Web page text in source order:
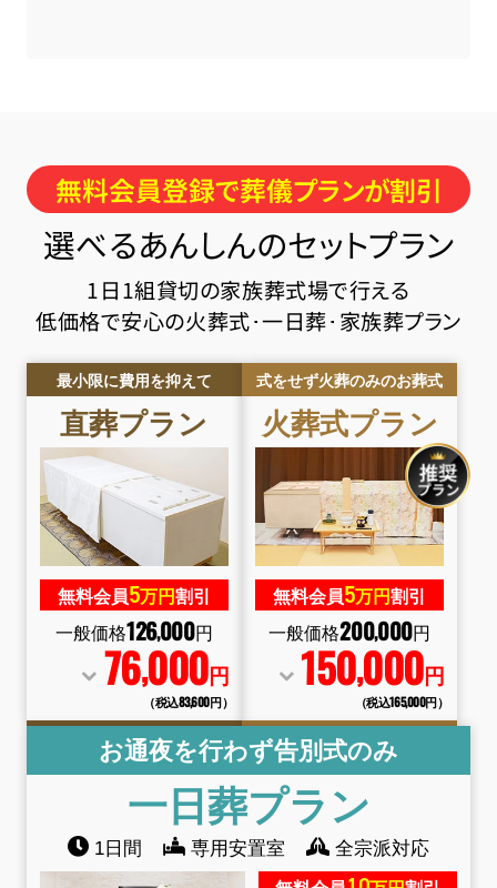
無料会員登録で葬儀プランが割引
選べるあんしんのセットプラン
1日1組貸切の家族葬式場で行える
低価格で安心の火葬式･一日葬･家族葬プラン
最小限に費用を抑えて
直葬プラン
無料会員5万円割引
126,000
76,000円
（税込83,600円）
式をせず火葬のみのお葬式
火葬式プラン
無料会員5万円割引
200,000
150,000円
（税込165,000円）
お通夜を行わず告別式のみ
一日葬プラン
専用安置室 全宗派対応
無料会員10万円割引